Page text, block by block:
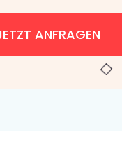
ANFRAGEN